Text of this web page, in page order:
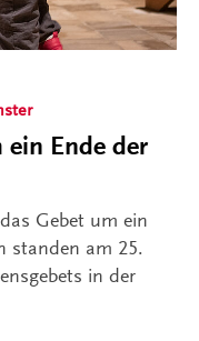
Ende der
Gebet um ein
standen am 25.
in der